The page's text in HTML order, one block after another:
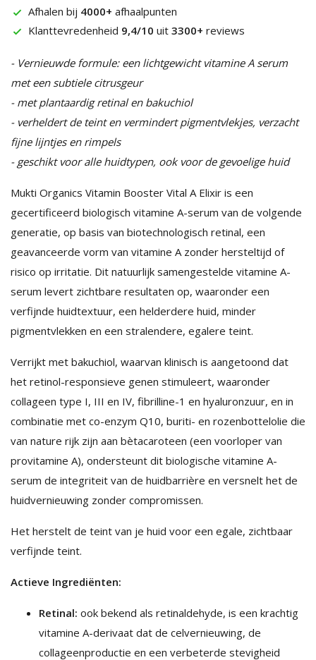
Afhalen bij 4000+ afhaalpunten
Klanttevredenheid 9,4/10 uit 3300+ reviews
- Vernieuwde formule: een lichtgewicht vitamine A serum
met een subtiele citrusgeur
- met plantaardig retinal en bakuchiol
- verheldert de teint en vermindert pigmentvlekjes, verzacht
fijne lijntjes en rimpels
- geschikt voor alle huidtypen, ook voor de gevoelige huid
Mukti Organics Vitamin Booster Vital A Elixir is een
gecertificeerd biologisch vitamine A-serum van de volgende
generatie, op basis van biotechnologisch retinal, een
geavanceerde vorm van vitamine A zonder hersteltijd of
risico op irritatie. Dit natuurlijk samengestelde vitamine A-
serum levert zichtbare resultaten op, waaronder een
verfijnde huidtextuur, een helderdere huid, minder
pigmentvlekken en een stralendere, egalere teint.
Verrijkt met bakuchiol, waarvan klinisch is aangetoond dat
het retinol-responsieve genen stimuleert, waaronder
collageen type I, III en IV, fibrilline-1 en hyaluronzuur, en in
combinatie met co-enzym Q10, buriti- en rozenbottelolie die
van nature rijk zijn aan bètacaroteen (een voorloper van
provitamine A), ondersteunt dit biologische vitamine A-
serum de integriteit van de huidbarrière en versnelt het de
huidvernieuwing zonder compromissen.
Het herstelt de teint van je huid voor een egale, zichtbaar
verfijnde teint.
Actieve Ingrediënten:
Retinal: ook bekend als retinaldehyde, is een krachtig
vitamine A-derivaat dat de celvernieuwing, de
collageenproductie en een verbeterde stevigheid